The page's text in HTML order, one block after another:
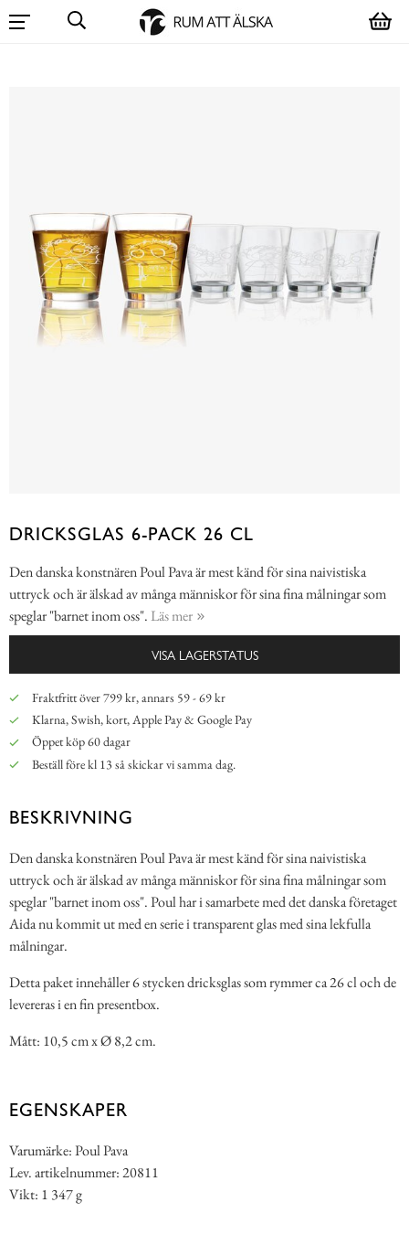
DRICKSGLAS 6-PACK 26 CL
Den danska konstnären Poul Pava är mest känd för sina naivistiska
uttryck och är älskad av många människor för sina fina målningar som
speglar "barnet inom oss". Läs mer
VISA LAGERSTATUS
Fraktfritt över 799 kr, annars 59 - 69 kr
Klarna, Swish, kort, Apple Pay & Google Pay
Öppet köp 60 dagar
Beställ före kl 13 så skickar vi samma dag.
BESKRIVNING
Den danska konstnären Poul Pava är mest känd för sina naivistiska
uttryck och är älskad av många människor för sina fina målningar som
speglar "barnet inom oss". Poul har i samarbete med det danska företaget
Aida nu kommit ut med en serie i transparent glas med sina lekfulla
målningar.
Detta paket innehåller 6 stycken dricksglas som rymmer ca 26 cl och de
levereras i en fin presentbox.
Mått: 10,5 cm x Ø 8,2 cm.
EGENSKAPER
Varumärke: Poul Pava
Lev. artikelnummer: 20811
Vikt: 1 347 g